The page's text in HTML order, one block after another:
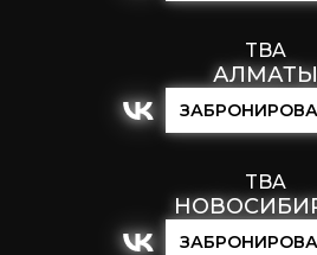
TBA
АЛМАТЫ
TBA